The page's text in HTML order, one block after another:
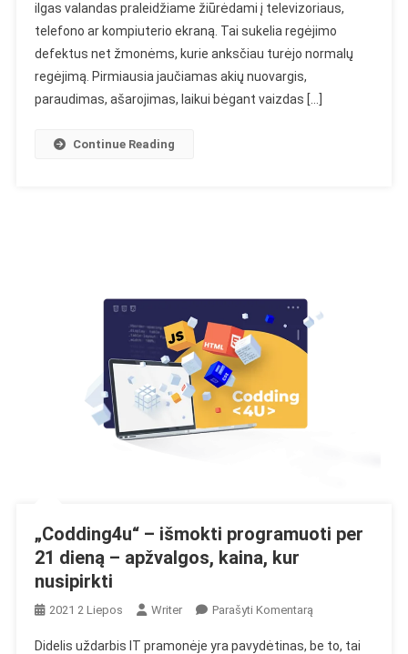
Eksploatacija,
Parduotuvė,
Kur
ilgas valandas praleidžiame žiūrėdami į televizoriaus,
telefono ar kompiuterio ekraną. Tai sukelia regėjimo
defektus net žmonėms, kurie anksčiau turėjo normalų
regėjimą. Pirmiausia jaučiamas akių nuovargis,
paraudimas, ašarojimas, laikui bėgant vaizdas […]
Continue Reading
„Codding4u“ – išmokti programuoti per
21 dieną – apžvalgos, kaina, kur
nusipirkti
2021 2 Liepos Writer Parašyti KomentarąOn
–
Didelis uždarbis IT pramonėje yra pavydėtinas, be to, tai